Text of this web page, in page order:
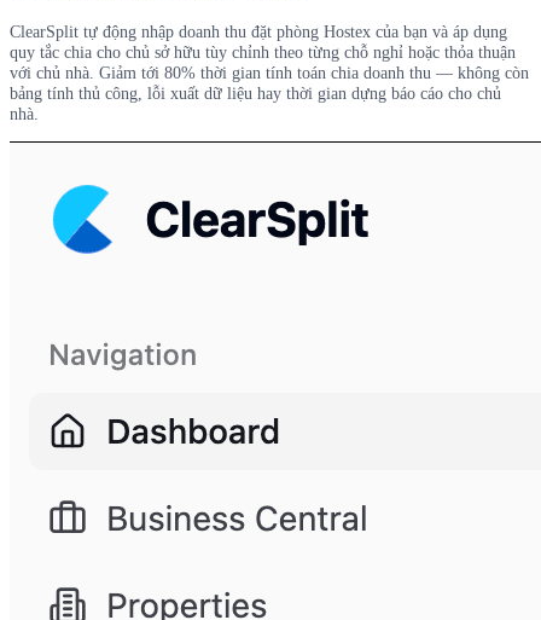
ClearSplit tự động nhập doanh thu đặt phòng Hostex của bạn và áp dụng
quy tắc chia cho chủ sở hữu tùy chỉnh theo từng chỗ nghỉ hoặc thỏa thuận
với chủ nhà. Giảm tới 80% thời gian tính toán chia doanh thu — không còn
bảng tính thủ công, lỗi xuất dữ liệu hay thời gian dựng báo cáo cho chủ
nhà.